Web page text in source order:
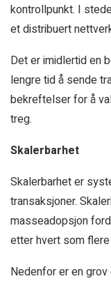
kontrollpunkt. I
et distribuert
Det er imidlertid en
lengre tid å sende
bekreftelser for å
treg.
Skalerbarhet
Skalerbarhet er
transaksjoner.
masseadopsjon
etter hvert som
Nedenfor er en